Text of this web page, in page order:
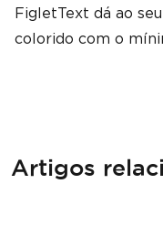
FigletText dá ao
colorido com o
Artigos